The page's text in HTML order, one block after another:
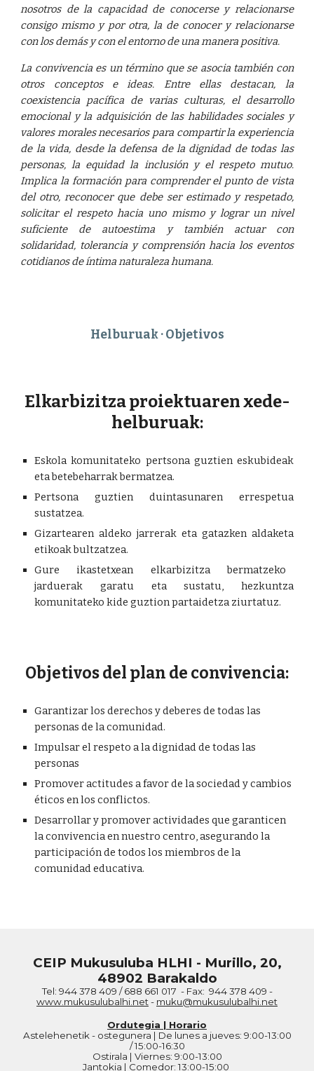
nosotros de la capacidad de conocerse y relacionarse
consigo mismo y por otra, la de conocer y relacionarse
con los demás y con el entorno de una manera positiva.
La convivencia es un término que se asocia también con
otros conceptos e ideas. Entre ellas destacan, la
coexistencia pacífica de varias culturas, el desarrollo
emocional y la adquisición de las habilidades sociales y
valores morales necesarios para compartir la experiencia
de la vida, desde la defensa de la dignidad de todas las
personas, la equidad la inclusión y el respeto mutuo.
Implica la formación para comprender el punto de vista
del otro, reconocer que debe ser estimado y respetado,
solicitar el respeto hacia uno mismo y lograr un nivel
suficiente de autoestima y también actuar con
solidaridad, tolerancia y comprensión hacia los eventos
cotidianos de íntima naturaleza humana.
Helburuak · Objetivos
Elkarbizitza proiektuaren xede-
helburuak:
Eskola komunitateko pertsona guztien eskubideak
eta betebeharrak bermatzea.
Pertsona guztien duintasunaren errespetua
sustatzea.
Gizartearen aldeko jarrerak eta gatazken aldaketa
etikoak bultzatzea.
Gure ikastetxean elkarbizitza bermatzeko
jarduerak garatu eta sustatu, hezkuntza
komunitateko kide guztion partaidetza ziurtatuz.
Objetivos del plan de convivencia:
Garantizar los derechos y deberes de todas las
personas de la comunidad.
Impulsar el respeto a la dignidad de todas las
personas
Promover actitudes a favor de la sociedad y cambios
éticos en los conflictos.
Desarrollar y promover actividades que garanticen
la convivencia en nuestro centro, asegurando la
participación de todos los miembros de la
comunidad educativa.
CEIP Mukusuluba HLHI - Murillo, 20,
48902 Barakaldo
Tel: 944 378 409 / 688 661 017 - Fax: 944 378 409 -
www.mukusulubalhi.net - muku@mukusulubalhi.net
Ordutegia | Horario
Astelehenetik - ostegunera | De lunes a jueves: 9:00-13:00
/ 15:00-16:30
Ostirala | Viernes: 9:00-13:00
Jantokia | Comedor: 13:00-15:00